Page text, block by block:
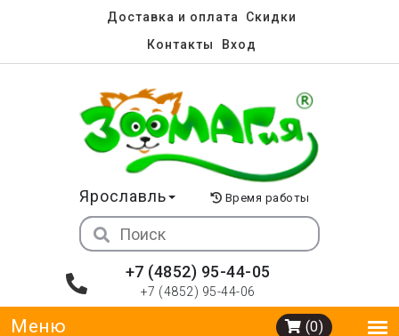
Доставка и оплата
Скидки
Контакты
Вход
Ярославль Время работы
+7 (4852) 95-44-05
+7 (4852) 95-44-06
(0)